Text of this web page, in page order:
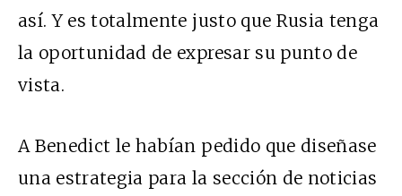
así. Y es totalmente justo que Rusia tenga
la oportunidad de expresar su punto de
vista.
A Benedict le habían pedido que diseñase
una estrategia para la sección de noticias